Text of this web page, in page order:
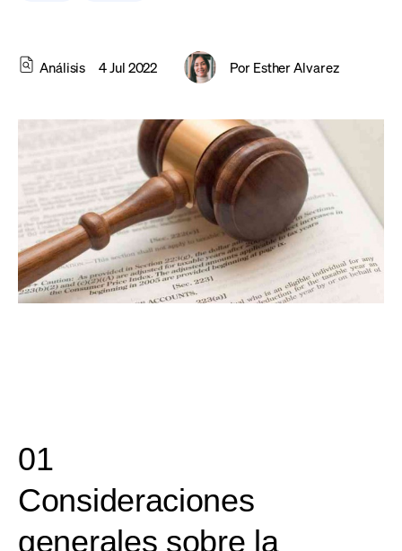
Análisis 4 Jul 2022 Por Esther Alvarez
01
Consideraciones
generales sobre la